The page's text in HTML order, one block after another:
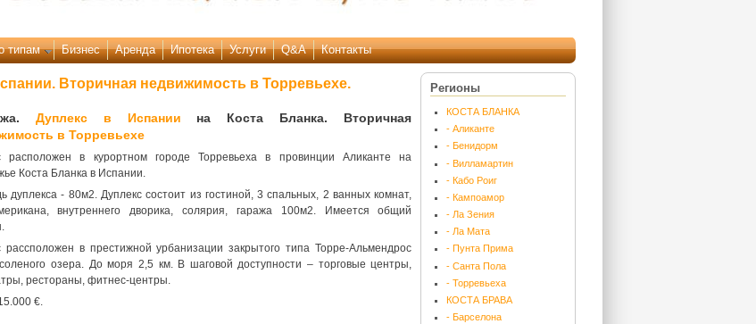
типам Бизнес Аренда Ипотека Услуги Q&A Контакты
Вторичная недвижимость в Торревьехе.
Дуплекс в Испании на Коста Бланка. Вторичная
в Торревьехе
расположен в курортном городе Торревьеха в провинции Аликанте на
Коста Бланка в Испании.
дуплекса - 80м2. Дуплекс состоит из гостиной, 3 спальных, 2 ванных комнат,
внутреннего дворика, солярия, гаража 100м2. Имеется общий
рассположен в престижной урбанизации закрытого типа Торре-Альмендрос
озера. До моря 2,5 км. В шаговой доступности – торговые центры,
рестораны, фитнес-центры.
€.
Регионы
КОСТА БЛАНКА
- Аликанте
- Бенидорм
- Вилламартин
- Кабо Роиг
- Кампоамор
- Ла Зения
- Ла Мата
- Пунта Прима
- Санта Пола
- Торревьеха
КОСТА БРАВА
- Барселона